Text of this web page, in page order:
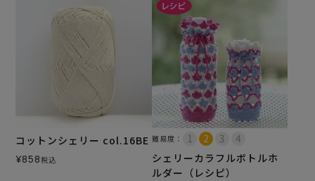
コットンシェリー col.16BE
¥858税込
難易度：
シェリーカラフルボトルホ
ルダー（レシピ）